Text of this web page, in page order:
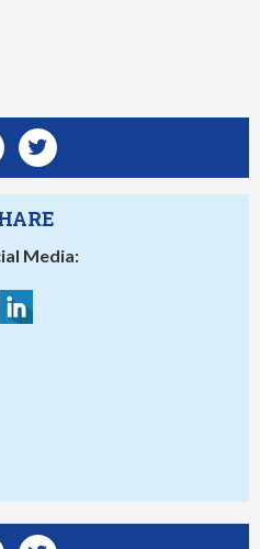
Media: